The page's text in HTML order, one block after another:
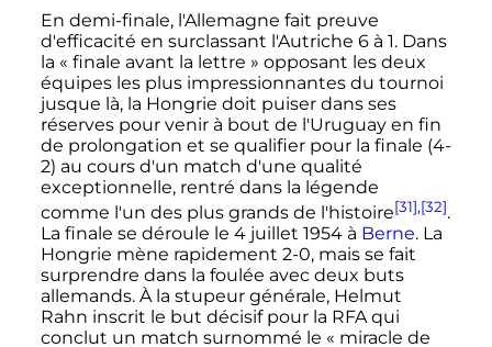
En demi-finale, l'Allemagne fait preuve
d'efficacité en surclassant l'Autriche 6 à 1. Dans
la « finale avant la lettre » opposant les deux
équipes les plus impressionnantes du tournoi
jusque là, la Hongrie doit puiser dans ses
réserves pour venir à bout de l'Uruguay en fin
de prolongation et se qualifier pour la finale (4-
2) au cours d'un match d'une qualité
exceptionnelle, rentré dans la légende
comme l'un des plus grands de l'histoire[31],[32].
La finale se déroule le 4 juillet 1954à Berne. La
Hongrie mène rapidement 2-0, mais se fait
surprendre dans la foulée avec deux buts
allemands. À la stupeur générale, Helmut
Rahn inscrit le but décisif pour la RFA qui
conclut un match surnommé le « miracle de